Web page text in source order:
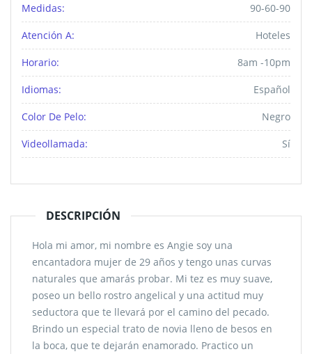
Medidas: 90-60-90
Atención A: Hoteles
Horario: 8am -10pm
Idiomas: Español
Color De Pelo: Negro
Videollamada: Sí
DESCRIPCIÓN
Hola mi amor, mi nombre es Angie soy una
encantadora mujer de 29 años y tengo unas curvas
naturales que amarás probar. Mi tez es muy suave,
poseo un bello rostro angelical y una actitud muy
seductora que te llevará por el camino del pecado.
Brindo un especial trato de novia lleno de besos en
la boca, que te dejarán enamorado. Practico un